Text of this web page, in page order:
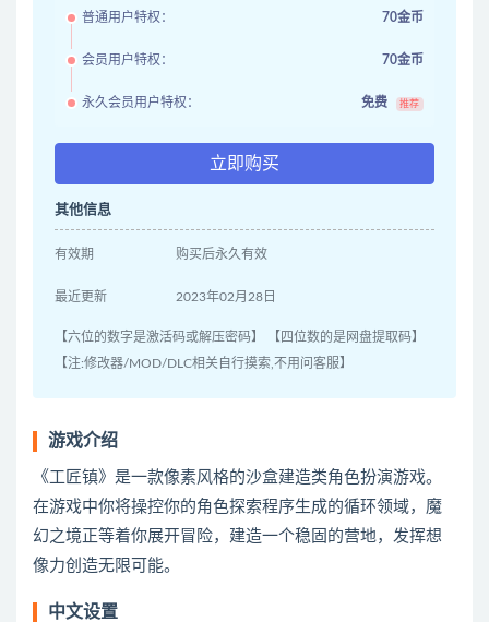
普通用户特权： 70金币
会员用户特权： 70金币
永久会员用户特权： 免费 推荐
立即购买
其他信息
有效期 购买后永久有效
最近更新 2023年02月28日
【六位的数字是激活码或解压密码】 【四位数的是网盘提取码】
【注:修改器/MOD/DLC相关自行摸索,不用问客服】
游戏介绍
《工匠镇》是一款像素风格的沙盒建造类角色扮演游戏。
在游戏中你将操控你的角色探索程序生成的循环领域，魔
幻之境正等着你展开冒险，建造一个稳固的营地，发挥想
像力创造无限可能。
中文设置